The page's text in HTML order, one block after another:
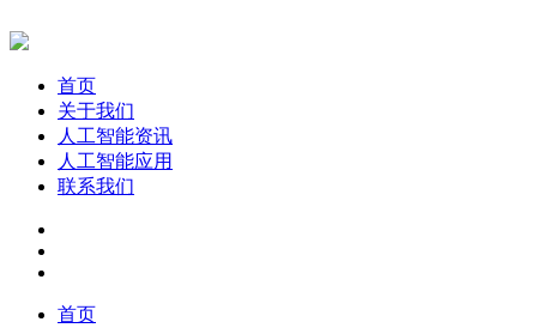
首页
关于我们
人工智能资讯
人工智能应用
联系我们
首页